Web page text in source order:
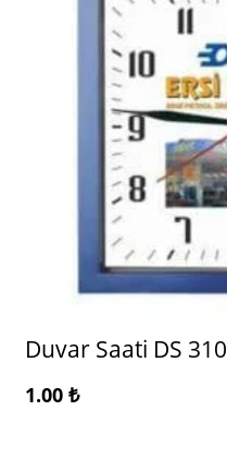
Duvar Saati DS 310
1.00 ₺